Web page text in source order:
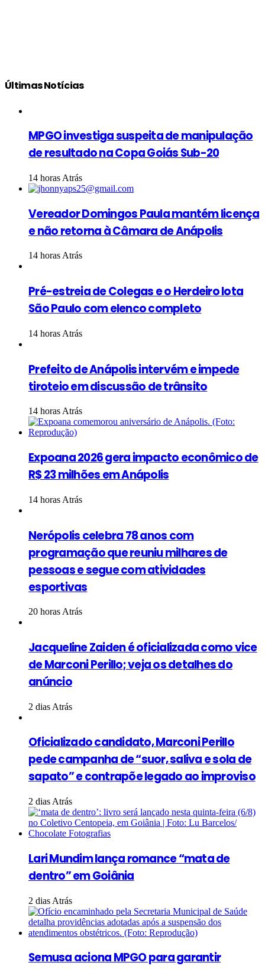
Últimas Notícias
MPGO investiga suspeita de manipulação
de resultado na Copa Goiás Sub-20
14 horas Atrás
Vereador Domingos Paula mantém licença
e não retorna à Câmara de Anápolis
14 horas Atrás
Pré-estreia de Colegas e o Herdeiro lota
São Paulo com elenco completo
14 horas Atrás
Prefeito de Anápolis intervém e impede
tiroteio em discussão de trânsito
14 horas Atrás
Expoana 2026 gera impacto econômico de
R$ 23 milhões em Anápolis
14 horas Atrás
Nerópolis celebra 78 anos com
programação que reuniu milhares de
pessoas e segue com atividades
esportivas
20 horas Atrás
Jacqueline Zaiden é oficializada como vice
de Marconi Perillo; veja os detalhes do
anúncio
2 dias Atrás
Oficializado candidato, Marconi Perillo
pede campanha de “suor, saliva e sola de
sapato” e contrapõe legado ao improviso
2 dias Atrás
Lari Mundim lança romance “mata de
dentro” em Goiânia
2 dias Atrás
Semusa aciona MPGO para garantir